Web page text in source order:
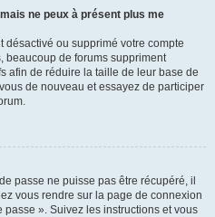
ne peux à présent plus me
désactivé ou supprimé votre compte
beaucoup de forums suppriment
afin de réduire la taille de leur base de
de nouveau et essayez de participer
passe ne puisse pas être récupéré, il
vous rendre sur la page de connexion
passe ». Suivez les instructions et vous